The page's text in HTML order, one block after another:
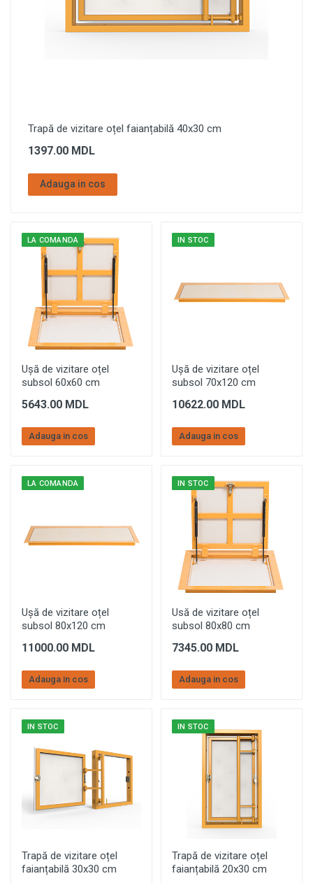
Trapă de vizitare oțel faianțabilă 40x30 cm
1397.00 MDL
Adauga in cos
LA COMANDA
Ușă de vizitare oțel
subsol 60x60 cm
5643.00 MDL
Adauga in cos
IN STOC
Ușă de vizitare oțel
subsol 70x120 cm
10622.00 MDL
Adauga in cos
LA COMANDA
Ușă de vizitare oțel
subsol 80x120 cm
11000.00 MDL
Adauga in cos
IN STOC
Usă de vizitare oțel
subsol 80x80 cm
7345.00 MDL
Adauga in cos
IN STOC
Trapă de vizitare oțel
faianțabilă 30x30 cm
IN STOC
Trapă de vizitare oțel
faianțabilă 20x30 cm